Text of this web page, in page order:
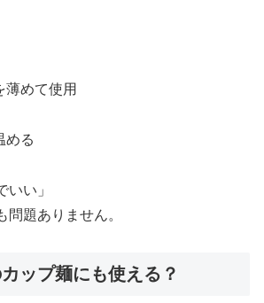
薄めて使用
める
いい」
問題ありません。
ップ麺にも使える？